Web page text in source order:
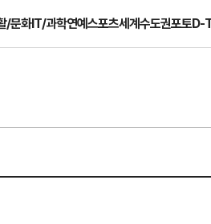
/문화IT/과학연예스포츠세계수도권포토D-